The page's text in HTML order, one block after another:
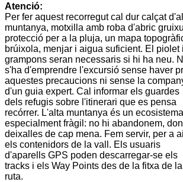
Atenció:
Per fer aquest recorregut cal dur calçat
muntanya, motxilla amb roba d'abric
protecció per a la pluja, un mapa
brúixola, menjar i aigua suficient. El piolet
grampons seran necessaris si hi ha neu.
s'ha d'emprendre l'excursió sense haver
aquestes precaucions ni sense la
d'un guia expert. Cal informar els guardes
dels refugis sobre l'itinerari que es pensa
recórrer. L'alta muntanya és un ecosistema
especialment fràgil: no hi abandonem,
deixalles de cap mena. Fem servir, per a
els contenidors de la vall. Els usuaris
d'aparells GPS poden descarregar-se els
tracks i els Way Points des de la fitxa de la
ruta.